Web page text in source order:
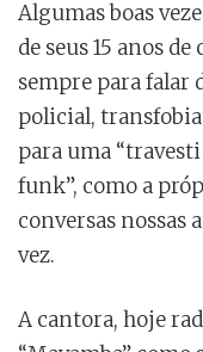
Algumas boas
de seus 15 anos
sempre para falar
policial, transfobia
para uma
funk”, como a
conversas nossas
vez.
A cantora, hoje